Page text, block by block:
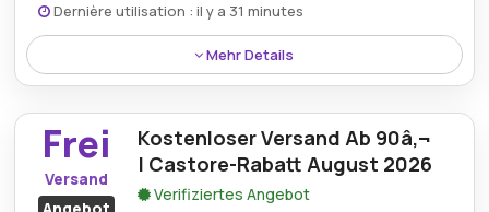
Dernière utilisation : il y a 31 minutes
Mehr Details
AusgewÃ¤hlte Sale-Artikel sind im Rahmen der
laufenden De.castore.com-Gutscheinaktion mit bis
zu 80% Rabatt erhÃ¤ltlich.
Frei
Versand
Kostenloser Versand Ab 90â‚¬
| Castore-Rabatt August 2026
Verifiziertes Angebot